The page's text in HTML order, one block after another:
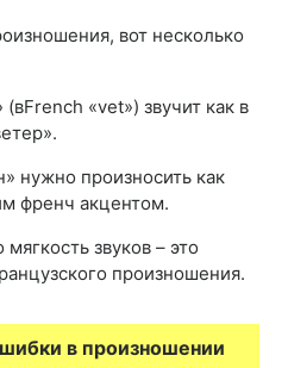
вот несколько
«vet») звучит как в
нужно произносить как
френч акцентом.
звуков – это
произношения.
в произношении